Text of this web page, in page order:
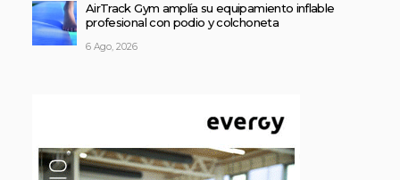
AirTrack Gym amplía su equipamiento inflable
profesional con podio y colchoneta
6 Ago, 2026